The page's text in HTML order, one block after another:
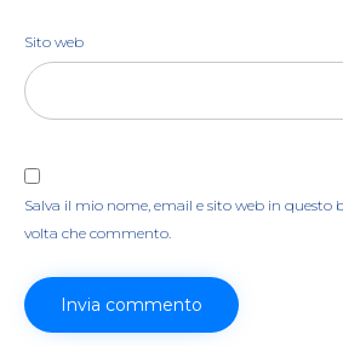
Sito web
Salva il mio nome, email e sito web in questo
volta che commento.